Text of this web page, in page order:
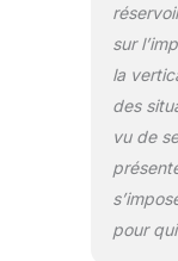
sur
la
des
vu de
pour